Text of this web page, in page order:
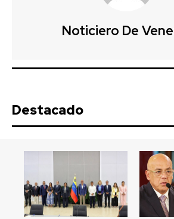
Noticiero De
Destacado